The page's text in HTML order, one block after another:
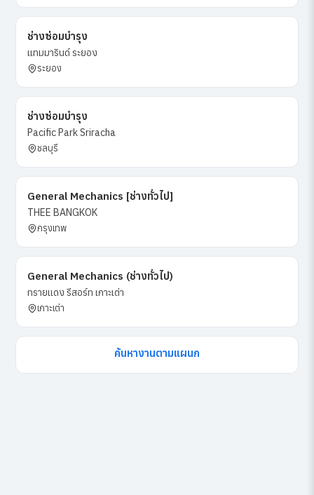
ช่างซ่อมบำรุง
แทมมารินด์ ระยอง
ระยอง
ช่างซ่อมบำรุง
Pacific Park Sriracha
ชลบุรี
General Mechanics [ช่างทั่วไป]
THEE BANGKOK
กรุงเทพ
General Mechanics (ช่างทั่วไป)
ทรายแดง รีสอร์ท เกาะเต่า
เกาะเต่า
ค้นหางานตามแผนก